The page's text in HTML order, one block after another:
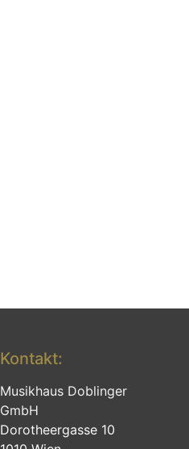
Kontakt:
Musikhaus Doblinger
GmbH
Dorotheergasse 10